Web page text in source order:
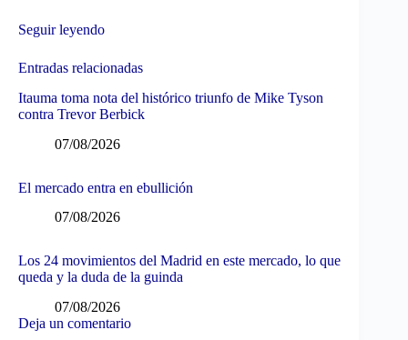
Seguir leyendo
Entradas relacionadas
Itauma toma nota del histórico triunfo de Mike Tyson
contra Trevor Berbick
07/08/2026
El mercado entra en ebullición
07/08/2026
Los 24 movimientos del Madrid en este mercado, lo que
queda y la duda de la guinda
07/08/2026
Deja un comentario